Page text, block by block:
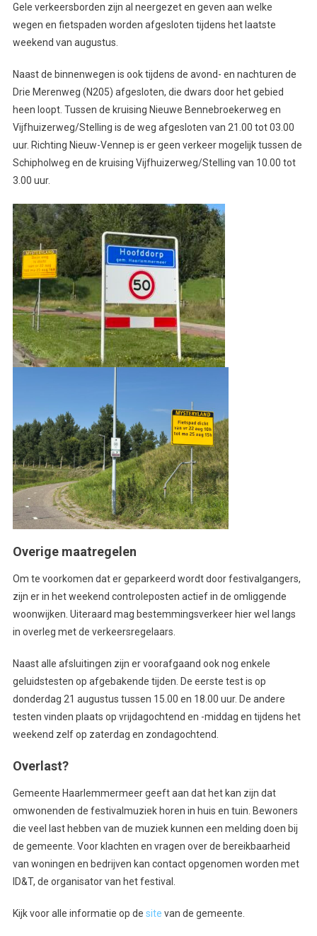
Gele verkeersborden zijn al neergezet en geven aan welke
wegen en fietspaden worden afgesloten tijdens het laatste
weekend van augustus.
Naast de binnenwegen is ook tijdens de avond- en nachturen de
Drie Merenweg (N205) afgesloten, die dwars door het gebied
heen loopt. Tussen de kruising Nieuwe Bennebroekerweg en
Vijfhuizerweg/Stelling is de weg afgesloten van 21.00 tot 03.00
uur. Richting Nieuw-Vennep is er geen verkeer mogelijk tussen de
Schipholweg en de kruising Vijfhuizerweg/Stelling van 10.00 tot
3.00 uur.
Overige maatregelen
Om te voorkomen dat er geparkeerd wordt door festivalgangers,
zijn er in het weekend controleposten actief in de omliggende
woonwijken. Uiteraard mag bestemmingsverkeer hier wel langs
in overleg met de verkeersregelaars.
Naast alle afsluitingen zijn er voorafgaand ook nog enkele
geluidstesten op afgebakende tijden. De eerste test is op
donderdag 21 augustus tussen 15.00 en 18.00 uur. De andere
testen vinden plaats op vrijdagochtend en -middag en tijdens het
weekend zelf op zaterdag en zondagochtend.
Overlast?
Gemeente Haarlemmermeer geeft aan dat het kan zijn dat
omwonenden de festivalmuziek horen in huis en tuin. Bewoners
die veel last hebben van de muziek kunnen een melding doen bij
de gemeente. Voor klachten en vragen over de bereikbaarheid
van woningen en bedrijven kan contact opgenomen worden met
ID&T, de organisator van het festival.
Kijk voor alle informatie op de site van de gemeente.